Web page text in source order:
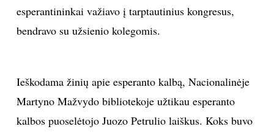
esperantininkai važiavo į tarptautinius kongresus,
bendravo su užsienio kolegomis.
Ieškodama žinių apie esperanto kalbą, Nacionalinėje
Martyno Mažvydo bibliotekoje užtikau esperanto
kalbos puoselėtojo Juozo Petrulio laiškus. Koks buvo